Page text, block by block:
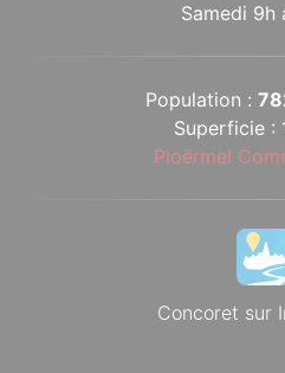
Samedi 9h
Population :
Superficie :
Ploërmel
Concoret sur